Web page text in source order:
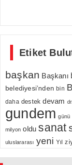
Etiket
başkan Başkanı
belediyesi’nden bin
daha destek devam dr.
gundem günü
milyon oldu sanat
uluslararası yeni Yıl